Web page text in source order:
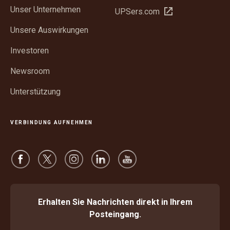
Unser Unternehmen
Unsere Auswirkungen
Investoren
Newsroom
Unterstützung
Fenster
UPSers.com In
VERBINDUNG AUFNEHMEN
Erhalten Sie Nachrichten direkt in Ihrem
Posteingang.